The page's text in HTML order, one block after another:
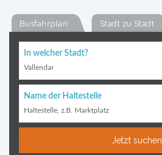
Busfahrplan Stadt zu Stadt
In welcher Stadt?
Vallendar
Name der Haltestelle
Haltestelle, z.B. Marktplatz
Jetzt suchen